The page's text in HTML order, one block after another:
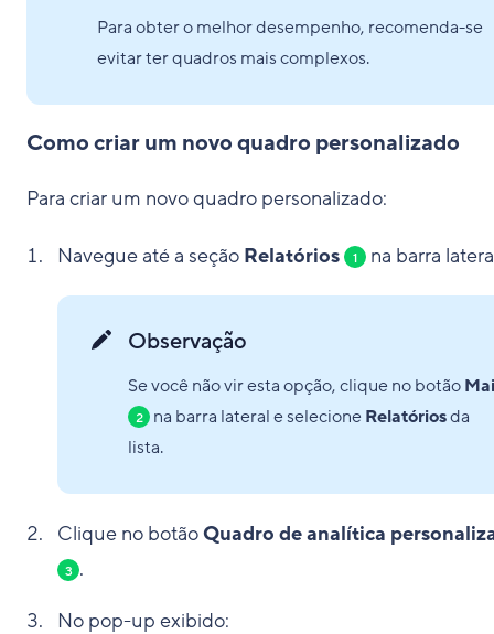
Para obter o melhor desempenho, recomenda-se
evitar ter quadros mais complexos.
Como criar um novo quadro personalizado
Para criar um novo quadro personalizado:
Navegue até a seção Relatórios 1 na barra
Observação
Se você não vir esta opção, clique no botão
2 na barra lateral e selecioneRelatóriosda
lista.
Clique no botãoQuadro de analítica
3 .
No pop-up exibido: